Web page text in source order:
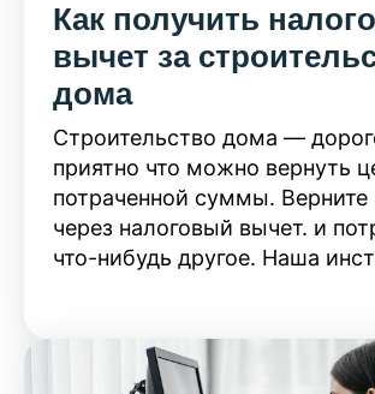
Как получить
вычет за
дома
Строительство дома —
приятно что можно вернуть
потраченной суммы. Верните
через налоговый вычет. и
что-нибудь другое. Наша